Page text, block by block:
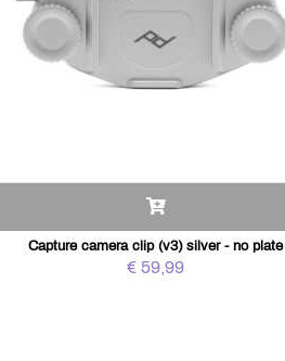
Capture camera clip (v3) silver - no plate
€ 59,99